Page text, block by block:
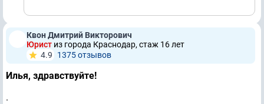
Квон Дмитрий Викторович
Юрист из города Краснодар, стаж 16 лет
4.9
1375 отзывов
Илья, здравствуйте!
.